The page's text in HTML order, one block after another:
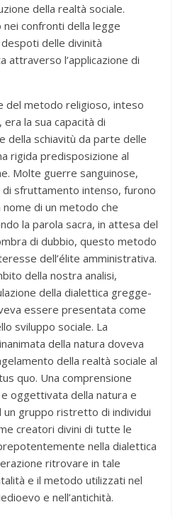
della realtà sociale.
nei confronti della legge
delle divinità
attraverso l’applicazione di
del metodo religioso, inteso
la sua capacità di
della schiavitù da parte delle
rigida predisposizione al
Molte guerre sanguinose,
sfruttamento intenso, furono
di un metodo che
la parola sacra, in attesa del
di dubbio, questo metodo
dell’élite amministrativa.
della nostra analisi,
della dialettica gregge-
essere presentata come
sviluppo sociale. La
della natura doveva
della realtà sociale al
quo. Una comprensione
oggettivata della natura e
un gruppo ristretto di individui
creatori divini di tutte le
nella dialettica
ritrovare in tale
e il metodo utilizzati nel
e nell’antichità.